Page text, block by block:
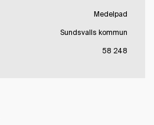
Medelpad
Sundsvalls kommun
58 248